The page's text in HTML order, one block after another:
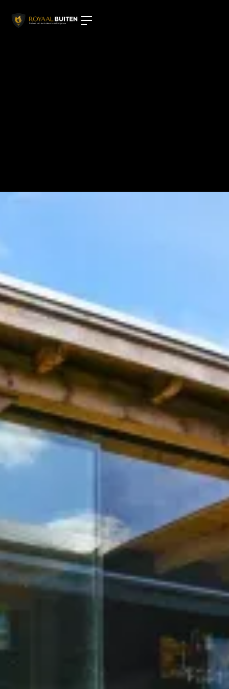
Plan een gesprek van ongeveer 60 minuten waarin we
je adviseren over jouw plannen en samen jouw project
bespreken.
ADVIESGESPREK INPLANNEN
ADVIESGESPREK INPLANNEN
Of plan een afspraak in met ons om samen jouw offerte
op maat te maken en te bespreken.
MIJN OFFERTE BESPREKEN
MIJN OFFERTE BESPREKEN
WELKE SOORTEN BUITENVERBLIJVEN BIEDT
buitenverblijven op maat, zoals overkappingen,
tuinkantoren en poolhouses, allemaal afgestemd op